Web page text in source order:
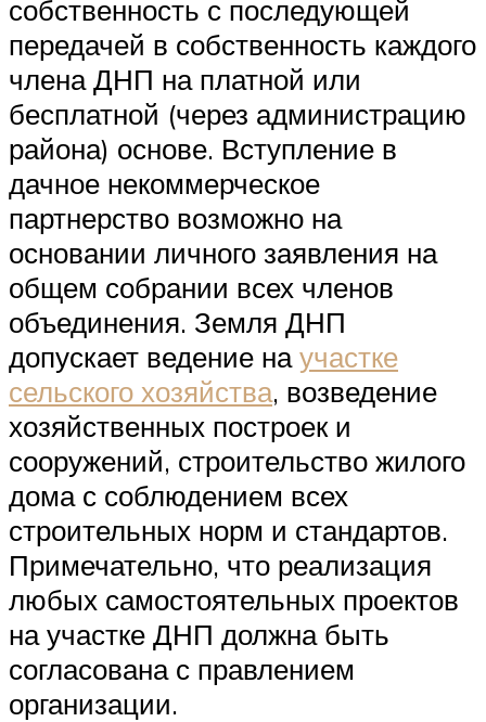
собственность с последующей
передачей в собственность каждого
члена ДНП на платной или
бесплатной (через администрацию
района) основе. Вступление в
дачное некоммерческое
партнерство возможно на
основании личного заявления на
общем собрании всех членов
объединения. Земля ДНП
допускает ведение научастке
сельского хозяйства, возведение
хозяйственных построек и
сооружений, строительство жилого
дома с соблюдением всех
строительных норм и стандартов.
Примечательно, что реализация
любых самостоятельных проектов
на участке ДНП должна быть
согласована с правлением
организации.